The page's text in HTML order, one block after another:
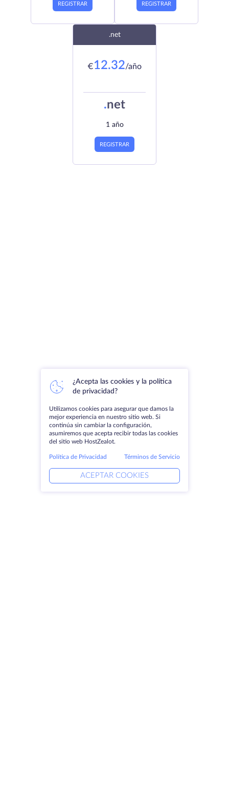
REGISTRAR REGISTRAR
.net
€12.32/año
.net
1 año
REGISTRAR
¿Acepta las cookies y la política
de privacidad?
Utilizamos cookies para asegurar que damos la
mejor experiencia en nuestro sitio web. Si
continúa sin cambiar la configuración,
asumiremos que acepta recibir todas las cookies
del sitio web HostZealot.
Política de Privacidad Términos de Servicio
ACEPTAR COOKIES